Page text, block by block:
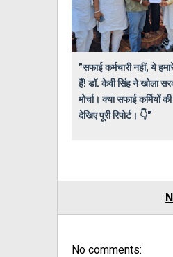
"सफाई कर्मचारी नहीं, ये
हैं! डॉ. केवी सिंह ने खोला
मोर्चा। क्या सफाई कर्मियों
देखिए पूरी रिपोर्ट। 👇"
No comments: